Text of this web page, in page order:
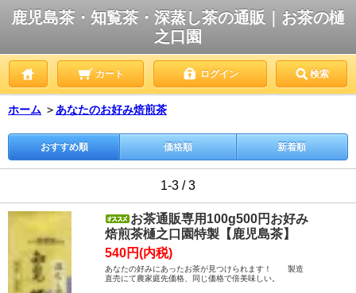
鹿児島茶・知覧茶・深蒸し茶の通販｜お茶の樋
之口園
カート ログイン 検索
ホーム ＞ あなたのお好み焙煎茶
おすすめ順 価格順 新着順
1-3 / 3
お茶通販専用100g500円お好み
焙煎茶樋之口園特製【鹿児島茶】
540円(内税)
あなたの好みにあったお茶が見つけられます！ 製造
直売にて農家庭先価格、同じ価格で倍美味しい。